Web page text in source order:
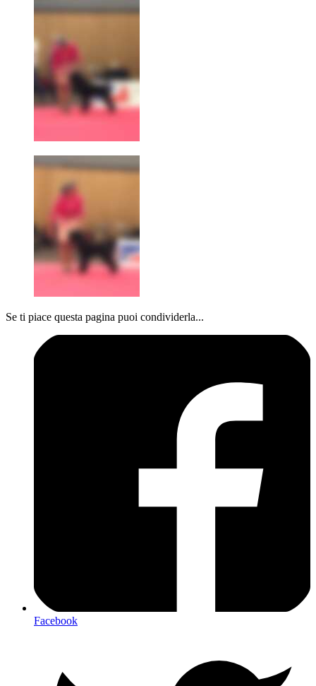
Se ti piace questa pagina puoi condividerla...
Facebook